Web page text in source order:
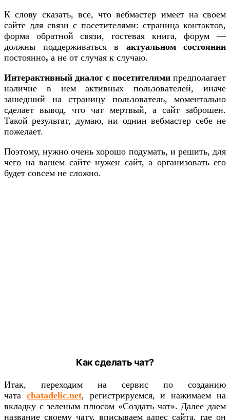
К слову сказать, все, что вебмастер имеет на своем
сайте для связи с посетителями: страница контактов,
форма обратной связи, гостевая книга, форум —
должны поддерживаться в актуальном состоянии
постоянно, а не от случая к случаю.
Интерактивный диалог с посетителями предполагает
наличие в нем активных пользователей, иначе
зашедший на страницу пользователь, моментально
сделает вывод, что чат мертвый, а сайт заброшен.
Такой результат, думаю, ни однин вебмастер себе не
пожелает.
Поэтому, нужно очень хорошо подумать, и решить, для
чего на вашем сайте нужен сайт, а организовать его
будет совсем не сложно.
Как сделать чат?
Итак, переходим на сервис по созданию
чата chatadelic.net, регистрируемся, и нажимаем на
вкладку с зеленым плюсом «Создать чат». Далее даем
название своему чату, вписываем адрес сайта, где он